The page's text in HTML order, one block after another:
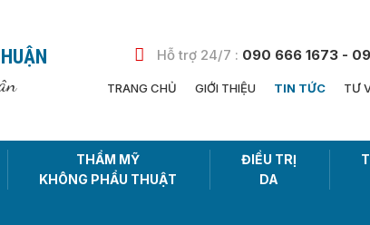
Hỗ trợ 24/7 : 090 666 1673 -
TRANG CHỦ GIỚI THIỆU TIN TỨC TƯ
THẨM MỸ
KHÔNG PHẨU THUẬT
ĐIỀU TRỊ
DA